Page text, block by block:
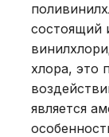
состоящий
хлора, это
является